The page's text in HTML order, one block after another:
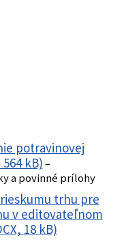
potravinovej
kB)–
a povinné prílohy
trhu pre
v editovateľnom
18 kB)